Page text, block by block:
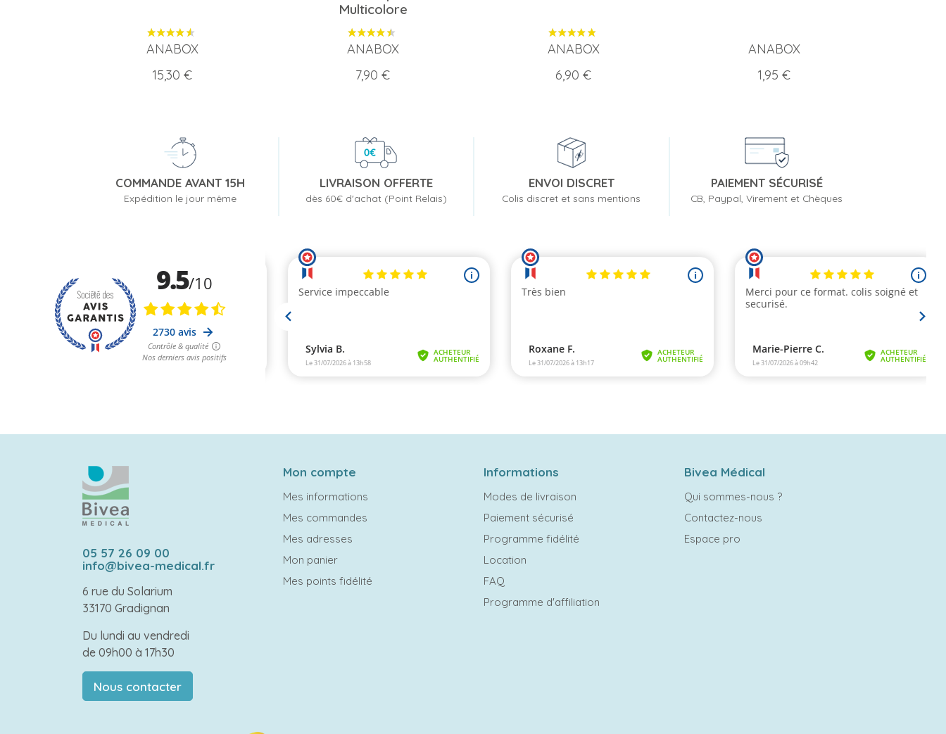
ANABOX
Prix
15,30 €
Multicolore
ANABOX
Prix
7,90 €
ANABOX
Prix
6,90 €
ANABOX
Prix
1,95 €
COMMANDE AVANT 15H
Expédition le jour même
LIVRAISON OFFERTE
dès 60€ d'achat (Point Relais)
ENVOI DISCRET
Colis discret et sans mentions
PAIEMENT SÉCURISÉ
CB, Paypal, Virement et Chèques
05 57 26 09 00
info@bivea-medical.fr
6 rue du Solarium
33170 Gradignan
Du lundi au vendredi
de 09h00 à 17h30
Nous contacter
Mon compte
Mes informations
Mes commandes
Mes adresses
Mon panier
Mes points fidélité
Informations
Modes de livraison
Paiement sécurisé
Programme fidélité
Location
FAQ
Programme d'affiliation
Bivea Médical
Qui sommes-nous ?
Contactez-nous
Espace pro